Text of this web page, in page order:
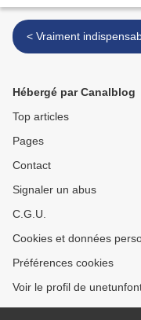
< Vraiment
Hébergé par Canalblog
Top articles
Pages
Contact
Signaler un abus
C.G.U.
Cookies et données
Préférences cookies
Voir le profil de